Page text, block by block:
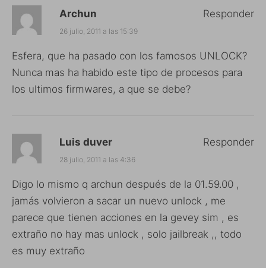
Archun
26 julio, 2011 a las 15:39
Esfera, que ha pasado con los famosos UNLOCK?
Nunca mas ha habido este tipo de procesos para
los ultimos firmwares, a que se debe?
Responder
Luis duver
28 julio, 2011 a las 4:36
Digo lo mismo q archun después de la 01.59.00 ,
jamás volvieron a sacar un nuevo unlock , me
parece que tienen acciones en la gevey sim , es
extraño no hay mas unlock , solo jailbreak ,, todo
es muy extraño
Responder